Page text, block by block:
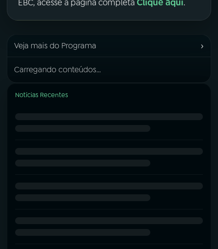
EBC, acesse a página completa Clique aqui.
Veja mais do Programa ›
Carregando conteúdos...
Notícias Recentes